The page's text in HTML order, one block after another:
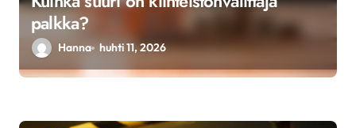
s palkka?
Hanna huhti 11, 2026